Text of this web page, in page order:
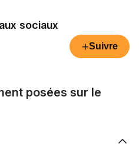
sociaux
+Suivre
posées sur le